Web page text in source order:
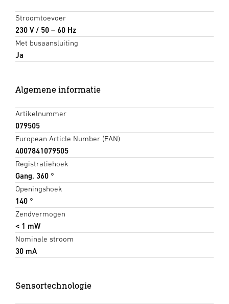
Stroomtoevoer
230 V / 50 – 60 Hz
Met busaansluiting
Ja
Algemene informatie
Artikelnummer
079505
European Article Number (EAN)
4007841079505
Registratiehoek
Gang, 360 °
Openingshoek
140 °
Zendvermogen
< 1 mW
Nominale stroom
30 mA
Sensortechnologie